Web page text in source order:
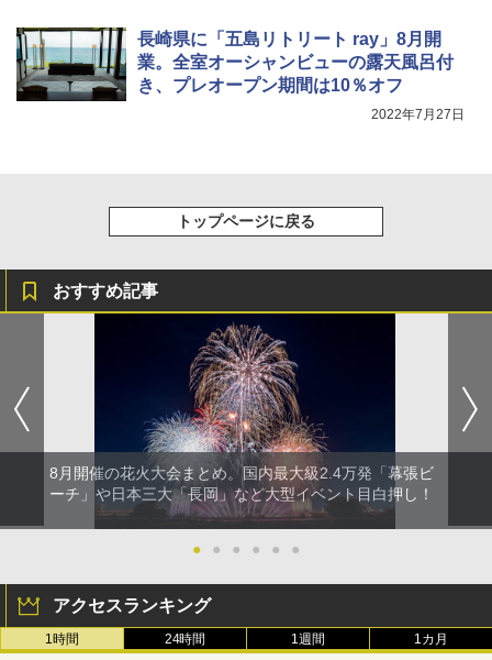
イドプラス ブラックコーティング フルクロ
ーズ メッシュ 5人用 簡単設置 ポップアップ
テント PATCW-200B エクルベージュ
コンパクト iimono117 (ブルー)
￥3,080
長崎県に「五島リトリート ray」8月開
業。全室オーシャンビューの露天風呂付
き、プレオープン期間は10％オフ
2022年7月27日
トップページに戻る
おすすめ記事
8月開催の花火大会まとめ。国内最大級2.4万発「幕張ビ
ーチ」や日本三大「長岡」など大型イベント目白押し！
● ● ● ● ● ●
アクセスランキング
1時間 24時間 1週間 1カ月